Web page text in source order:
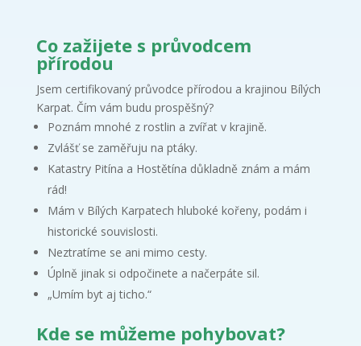
Co zažijete s průvodcem
přírodou
Jsem certifikovaný průvodce přírodou a krajinou Bílých
Karpat. Čím vám budu prospěšný?
Poznám mnohé z rostlin a zvířat v krajině.
Zvlášť se zaměřuju na ptáky.
Katastry Pitína a Hostětína důkladně znám a mám
rád!
Mám v Bílých Karpatech hluboké kořeny, podám i
historické souvislosti.
Neztratíme se ani mimo cesty.
Úplně jinak si odpočinete a načerpáte sil.
„Umím byt aj ticho.“
Kde se můžeme pohybovat?